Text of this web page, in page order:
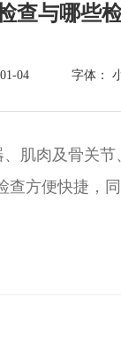
查与哪些
04 字体：
肌肉及骨关
方便快捷，